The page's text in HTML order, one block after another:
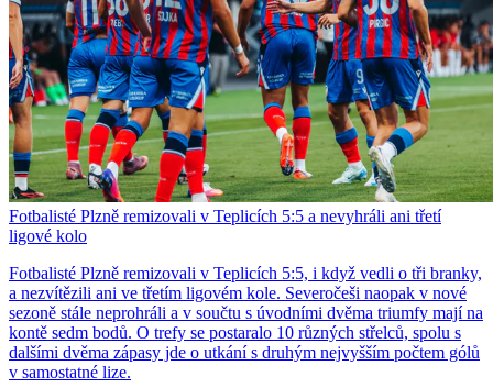
Fotbalisté Plzně remizovali v Teplicích 5:5 a nevyhráli ani třetí
ligové kolo
Fotbalisté Plzně remizovali v Teplicích 5:5, i když vedli o tři branky,
a nezvítězili ani ve třetím ligovém kole. Severočeši naopak v nové
sezoně stále neprohráli a v součtu s úvodními dvěma triumfy mají na
kontě sedm bodů. O trefy se postaralo 10 různých střelců, spolu s
dalšími dvěma zápasy jde o utkání s druhým nejvyšším počtem gólů
v samostatné lize.